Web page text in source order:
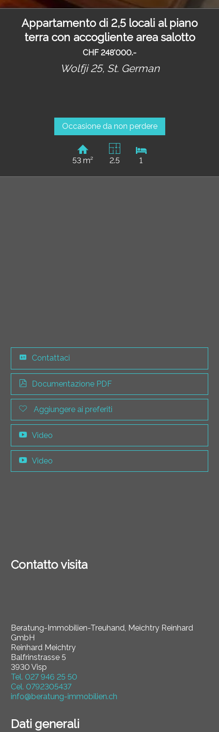
Appartamento di 2,5 locali al piano
terra con accogliente area salotto
CHF 248'000.-
Wolfji 25, St. German
Occasione da non perdere
53 m² 2.5 1
Contattaci
Documentazione PDF
Aggiungere ai preferiti
Video
Video
Contatto visita
Beratung-Immobilien-Treuhand, Meichtry Reinhard
GmbH
Reinhard Meichtry
Balfrinstrasse 5
3930 Visp
Tel.027 946 25 50
Cel.0792305437
info@beratung-immobilien.ch
Dati generali